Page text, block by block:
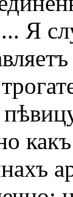
Я